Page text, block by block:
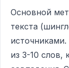
Основной
текста
из 3-10 слов,